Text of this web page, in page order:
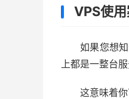
VPS使用
如果您想
上都是一整台
这意味着